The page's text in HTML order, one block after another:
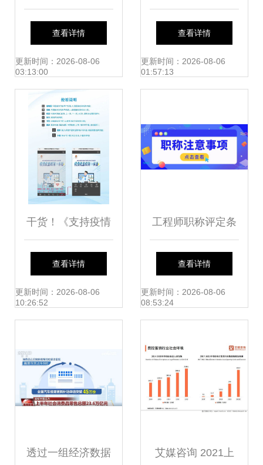
低空经济服务窗口
降本增效的新引擎
查看详情
更新时间：2026-08-06
03:13:00
市“十四五”规划与
二〇三五年远景目
经济咨询服务提供
战略视野
查看详情
更新时间：2026-08-06
01:57:13
干货！《支持疫情
防控和经济社会发
展税费优惠政策一
读——社会经济咨
询服务专家视角
查看详情
更新时间：2026-08-06
10:26:52
工程师职称评定条
件 点击了解 都是
干货精选
查看详情
更新时间：2026-08-06
08:53:24
透过一组经济数据 艾媒咨询 2021上